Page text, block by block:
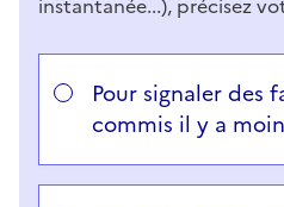
Répondez aux questions
Vous avez choisi
Pour signaler des
commis il y a